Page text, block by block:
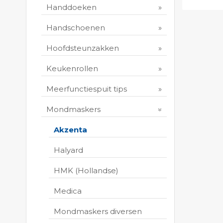
Handdoeken
Handschoenen
Hoofdsteunzakken
Keukenrollen
Meerfunctiespuit tips
Mondmaskers
Akzenta
Halyard
HMK (Hollandse)
Medica
Mondmaskers diversen